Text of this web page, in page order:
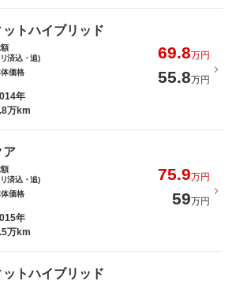
ットハイブリッド
済込・追)
69.8万円
価格
55.8万円
年
万km
ア
済込・追)
75.9万円
価格
59万円
年
万km
ットハイブリッド